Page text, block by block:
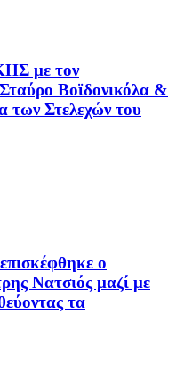
με τον
Βοϊδονικόλα &
των Στελεχών του
ο
Νατσιός μαζί με
τα